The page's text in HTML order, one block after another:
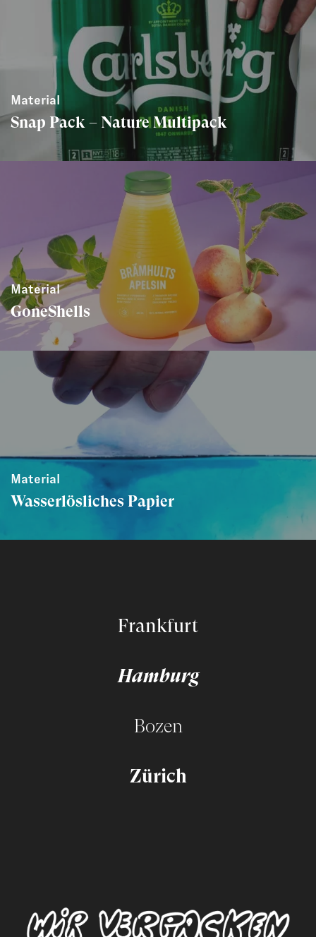
Material
Snap Pack – Nature Multipack
Material
GoneShells
Material
Wasserlösliches Papier
Frankfurt
Hamburg
Bozen
Zürich